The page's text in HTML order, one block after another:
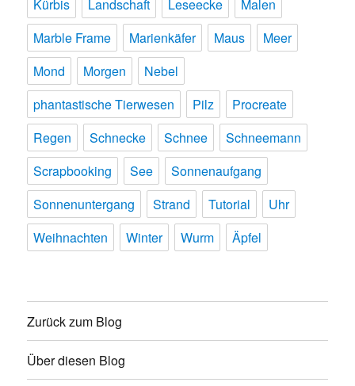
Kürbis
Landschaft Leseecke
Malen
Marble Frame
Marienkäfer Maus
Meer
Mond
Morgen
Nebel
phantastische Tierwesen
Pilz
Procreate
Regen
Schnecke Schnee
Schneemann
Scrapbooking
See
Sonnenaufgang
Sonnenuntergang
Strand Tutorial
Uhr
Weihnachten
Winter Wurm Äpfel
Zurück zum Blog
Über diesen Blog